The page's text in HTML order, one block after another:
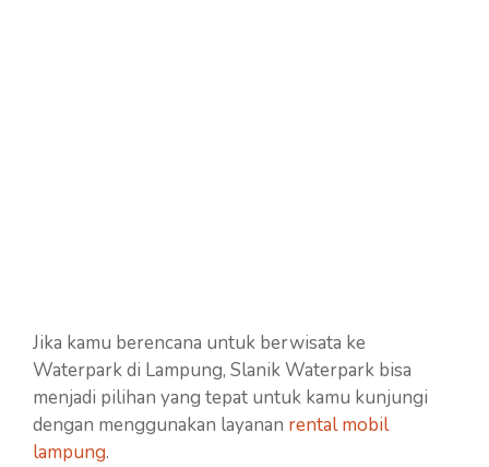
Jika kamu berencana untuk berwisata ke
Waterpark di Lampung, Slanik Waterpark bisa
menjadi pilihan yang tepat untuk kamu kunjungi
dengan menggunakan layanan rental mobil
lampung.